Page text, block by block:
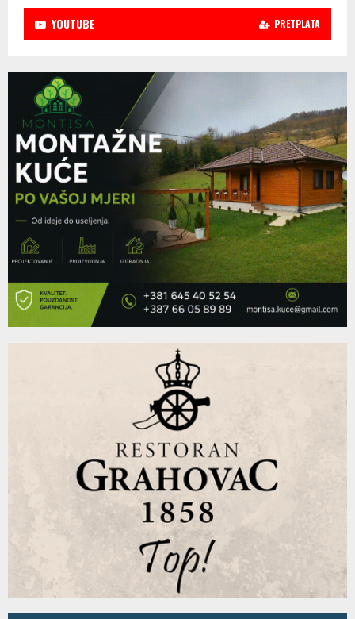
YOUTUBE PRETPLATA